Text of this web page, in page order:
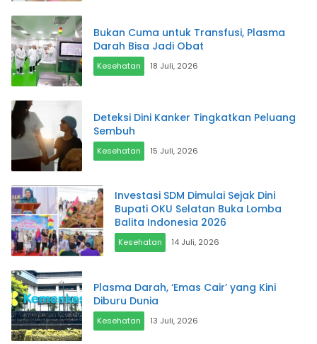
Bukan Cuma untuk Transfusi, Plasma
Darah Bisa Jadi Obat
Kesehatan 18 Juli, 2026
Deteksi Dini Kanker Tingkatkan Peluang
Sembuh
Kesehatan 15 Juli, 2026
Investasi SDM Dimulai Sejak Dini
Bupati OKU Selatan Buka Lomba
Balita Indonesia 2026
Kesehatan 14 Juli, 2026
Plasma Darah, ‘Emas Cair’ yang Kini
Diburu Dunia
Kesehatan 13 Juli, 2026